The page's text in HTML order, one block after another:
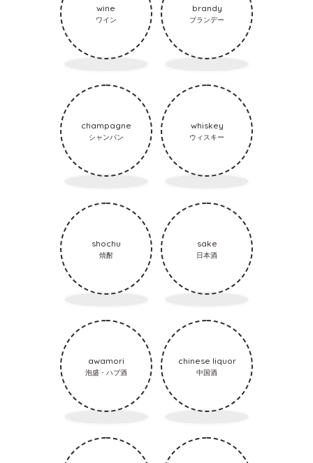
wine
ワイン
brandy
ブランデー
champagne
シャンパン
whiskey
ウィスキー
shochu
焼酎
sake
日本酒
awamori
泡盛・ハブ酒
chinese liquor
中国酒